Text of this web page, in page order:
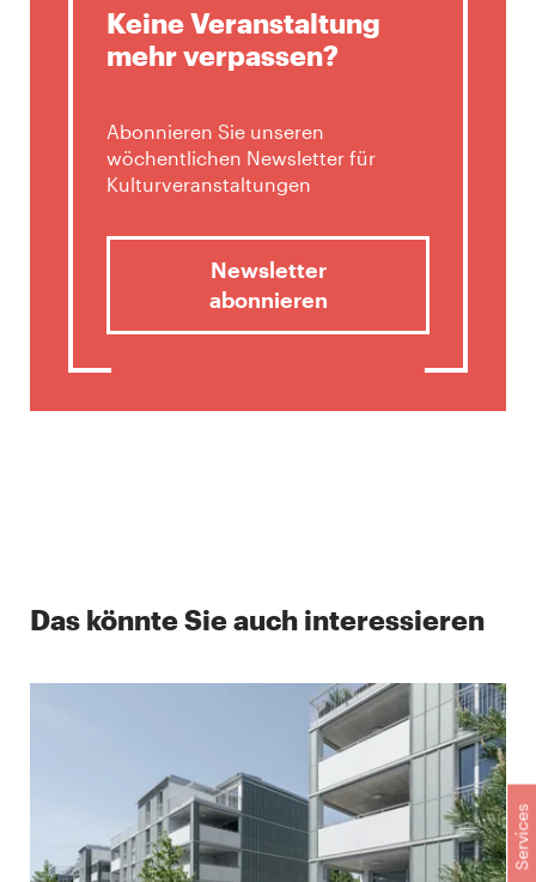
Services
Keine Veranstaltung
mehr verpassen?
Abonnieren Sie unseren
wöchentlichen Newsletter für
Kulturveranstaltungen
Newsletter
abonnieren
Das könnte Sie auch interessieren